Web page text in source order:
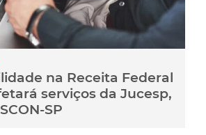
na Receita Federal
serviços da Jucesp,
SP